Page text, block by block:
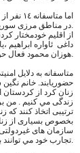
اما
از اقلیم خودمختار
داغی ئاواره
متاسفانه به دلایل
حضوريابند. خانم نگین
زنان كرد از كردستان
زندگى مي كنيم . من
ترتيبى اتخاذ كنند كه
بخصوص بسیاری از
سازمان های